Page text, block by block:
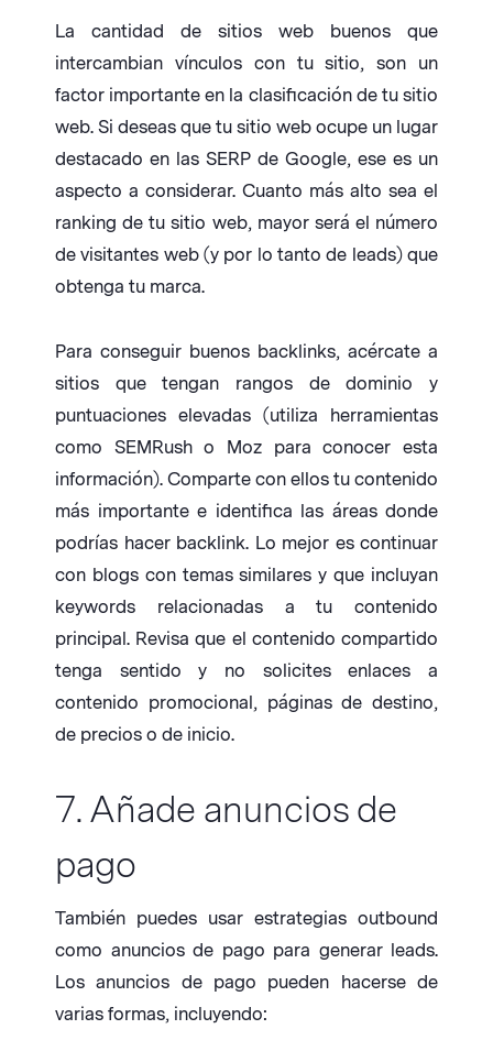
La cantidad de sitios web buenos que
intercambian vínculos con tu sitio, son un
factor importante en la clasificación de tu sitio
web. Si deseas que tu sitio web ocupe un lugar
destacado en las SERP de Google, ese es un
aspecto a considerar. Cuanto más alto sea el
ranking de tu sitio web, mayor será el número
de visitantes web (y por lo tanto de leads) que
obtenga tu marca.
Para conseguir buenos backlinks, acércate a
sitios que tengan rangos de dominio y
puntuaciones elevadas (utiliza herramientas
como SEMRush o Moz para conocer esta
información). Comparte con ellos tu contenido
más importante e identifica las áreas donde
podrías hacer backlink. Lo mejor es continuar
con blogs con temas similares y que incluyan
keywords relacionadas a tu contenido
principal. Revisa que el contenido compartido
tenga sentido y no solicites enlaces a
contenido promocional, páginas de destino,
de precios o de inicio.
7. Añade anuncios de
pago
También puedes usar estrategias outbound
como anuncios de pago para generar leads.
Los anuncios de pago pueden hacerse de
varias formas, incluyendo: